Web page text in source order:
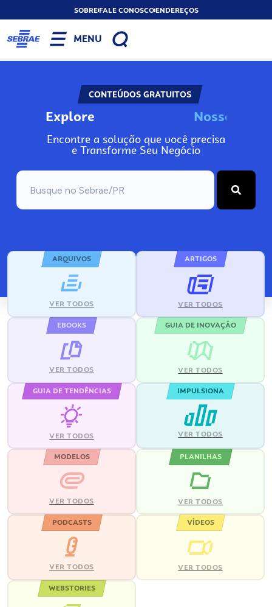
SOBREFALE CONOSCOENDEREÇOS
MENU
CONTEÚDOS GRATUITOS
Explore No
Encontre a solução que você precisa
e Transforme Seu Negócio
ARQUIVOS
VER TODOS
ARTIGOS
VER TODOS
EBOOKS
VER TODOS
GUIA DE INOVAÇÃO
VER TODOS
GUIA DE TENDÊNCIAS
VER TODOS
IMPULSIONA
VER TODOS
MODELOS
VER TODOS
PLANILHAS
VER TODOS
PODCASTS
VER TODOS
VÍDEOS
VER TODOS
WEBSTORIES